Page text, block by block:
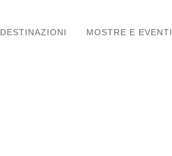
DESTINAZIONI MOSTRE E EVENTI